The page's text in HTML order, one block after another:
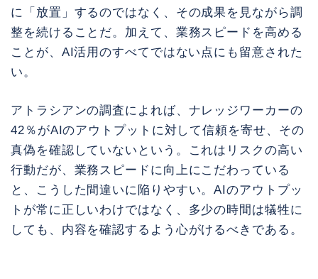
に「放置」するのではなく、その成果を見ながら調
整を続けることだ。加えて、業務スピードを高める
ことが、AI活用のすべてではない点にも留意された
い。
アトラシアンの調査によれば、ナレッジワーカーの
42％がAIのアウトプットに対して信頼を寄せ、その
真偽を確認していないという。これはリスクの高い
行動だが、業務スピードに向上にこだわっている
と、こうした間違いに陥りやすい。AIのアウトプッ
トが常に正しいわけではなく、多少の時間は犠牲に
しても、内容を確認するよう心がけるべきである。